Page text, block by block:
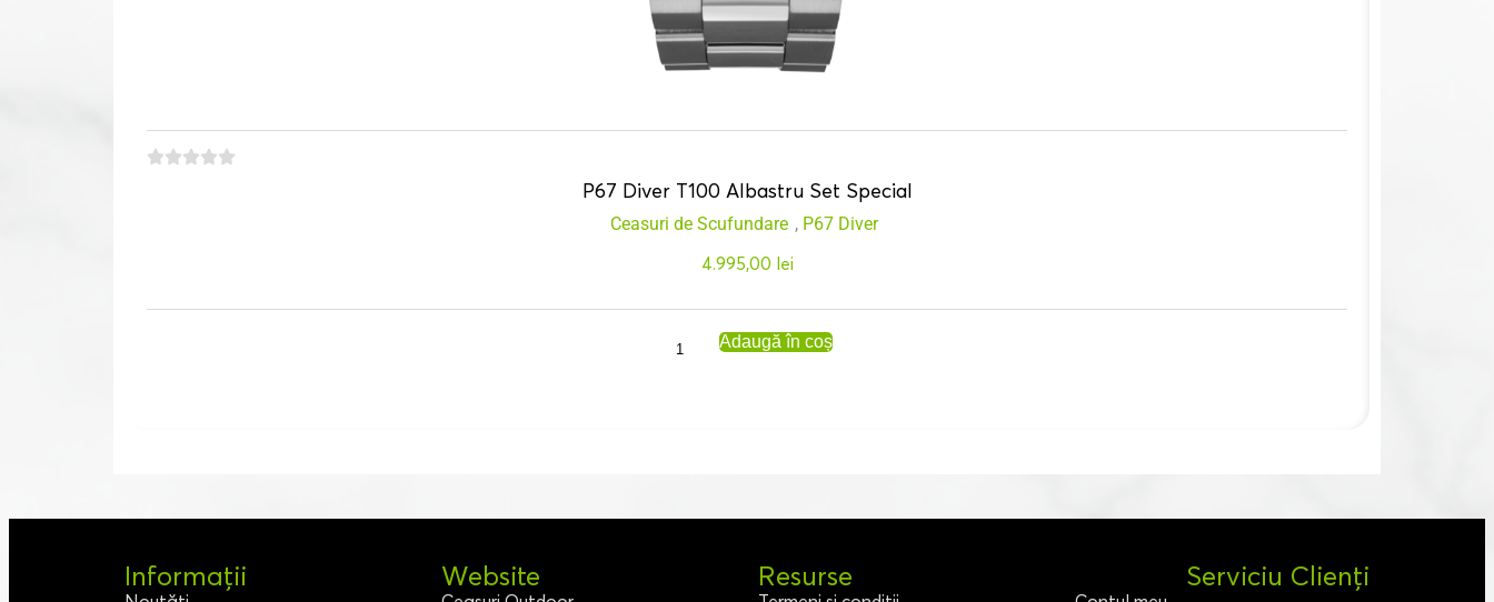
P67 Diver T100 Albastru Set Special
Ceasuri de Scufundare , P67 Diver
4.995,00 lei
Adaugă în coș
Informații Website Resurse Serviciu Clienți